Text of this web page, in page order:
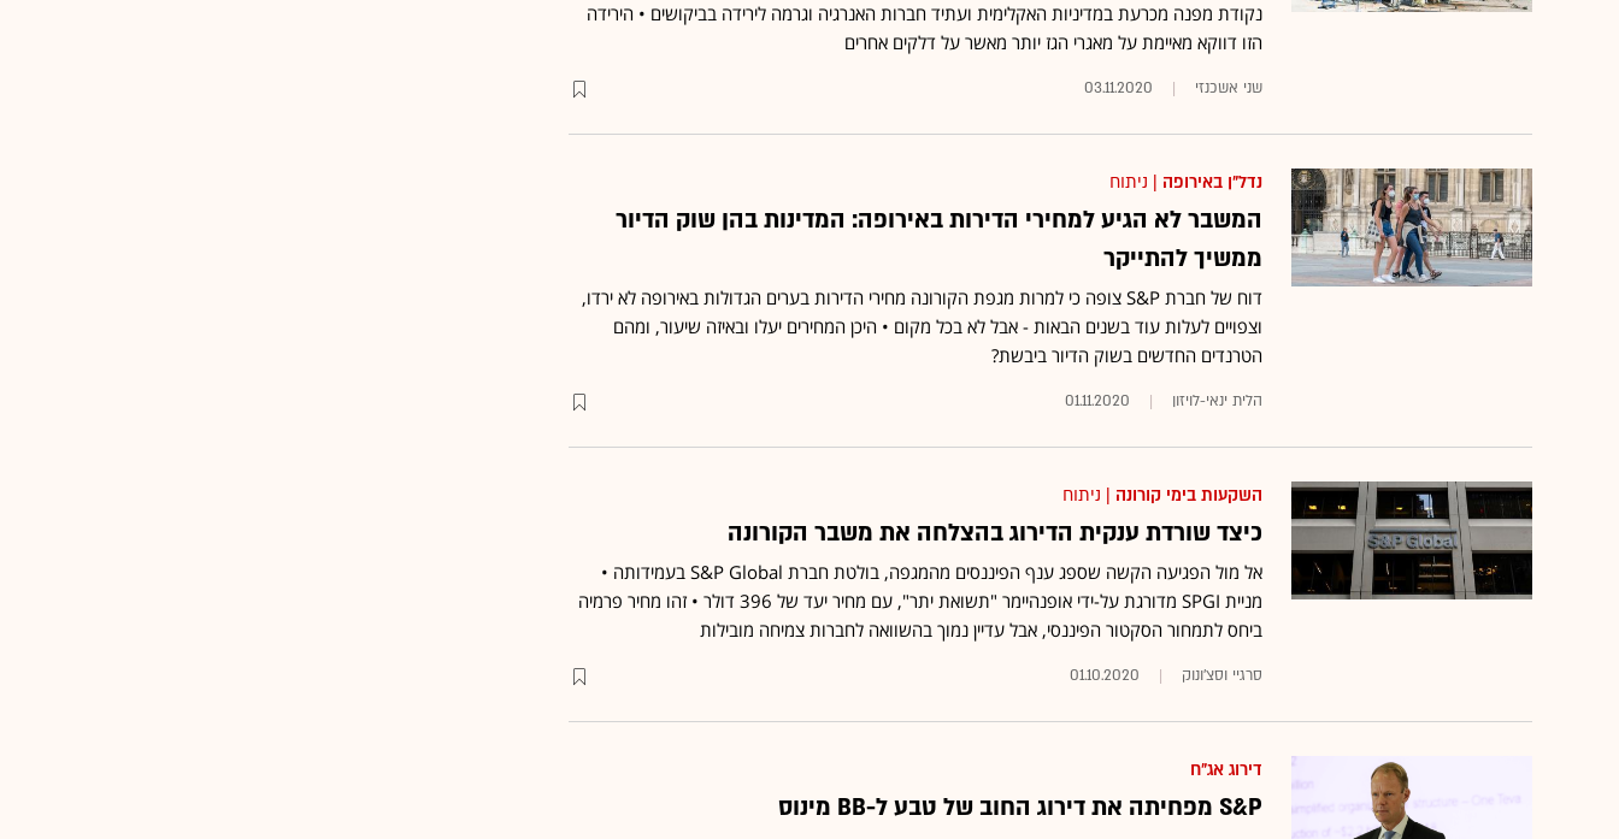
נקודת מפנה מכרעת במדיניות האקלימית ועתיד חברות האנרגיה וגרמה לירידה בביקושים • הירידה
הזו דווקא מאיימת על מאגרי הגז יותר מאשר על דלקים אחרים
שני אשכנזי 03.11.2020
נדל"ן באירופה | ניתוח
המשבר לא הגיע למחירי הדירות באירופה: המדינות בהן שוק הדיור
ממשיך להתייקר
דוח של חברת S&P צופה כי למרות מגפת הקורונה מחירי הדירות בערים הגדולות באירופה לא ירדו,
וצפויים לעלות עוד בשנים הבאות - אבל לא בכל מקום • היכן המחירים יעלו ובאיזה שיעור, ומהם
הטרנדים החדשים בשוק הדיור ביבשת?
הלית ינאי-לויזון 01.11.2020
השקעות בימי קורונה | ניתוח
כיצד שורדת ענקית הדירוג בהצלחה את משבר הקורונה
אל מול הפגיעה הקשה שספג ענף הפיננסים מהמגפה, בולטת חברת S&P Global בעמידותה •
מניית SPGI מדורגת על-ידי אופנהיימר "תשואת יתר", עם מחיר יעד של 396 דולר • זהו מחיר פרמיה
ביחס לתמחור הסקטור הפיננסי, אבל עדיין נמוך בהשוואה לחברות צמיחה מובילות
סרגיי וסצ'ונוק 01.10.2020
דירוג אג"ח
S&P מפחיתה את דירוג החוב של טבע ל-BB מינוס